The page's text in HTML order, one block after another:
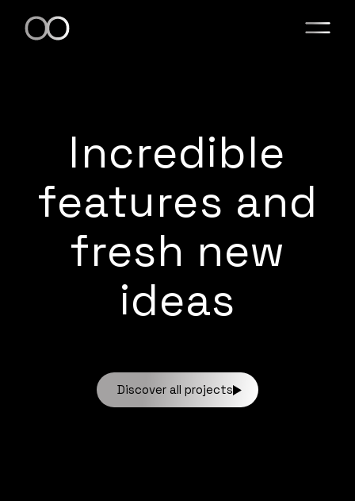
Incredible
features and
fresh new
ideas
Discover all projects